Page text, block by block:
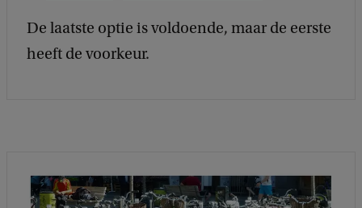
De laatste optie is voldoende, maar de eerste
heeft de voorkeur.